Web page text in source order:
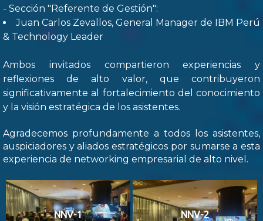
- Sección "Referente de Gestión":
Juan Carlos Zevallos, General Manager de IBM Perú
& Technology Leader
Ambos invitados compartieron experiencias y
reflexiones de alto valor, que contribuyeron
significativamente al fortalecimiento del conocimiento
y la visión estratégica de los asistentes.
Agradecemos profundamente a todos los asistentes,
auspiciadores y aliados estratégicos por sumarse a esta
experiencia de networking empresarial de alto nivel.
NNV-1 NNV-2